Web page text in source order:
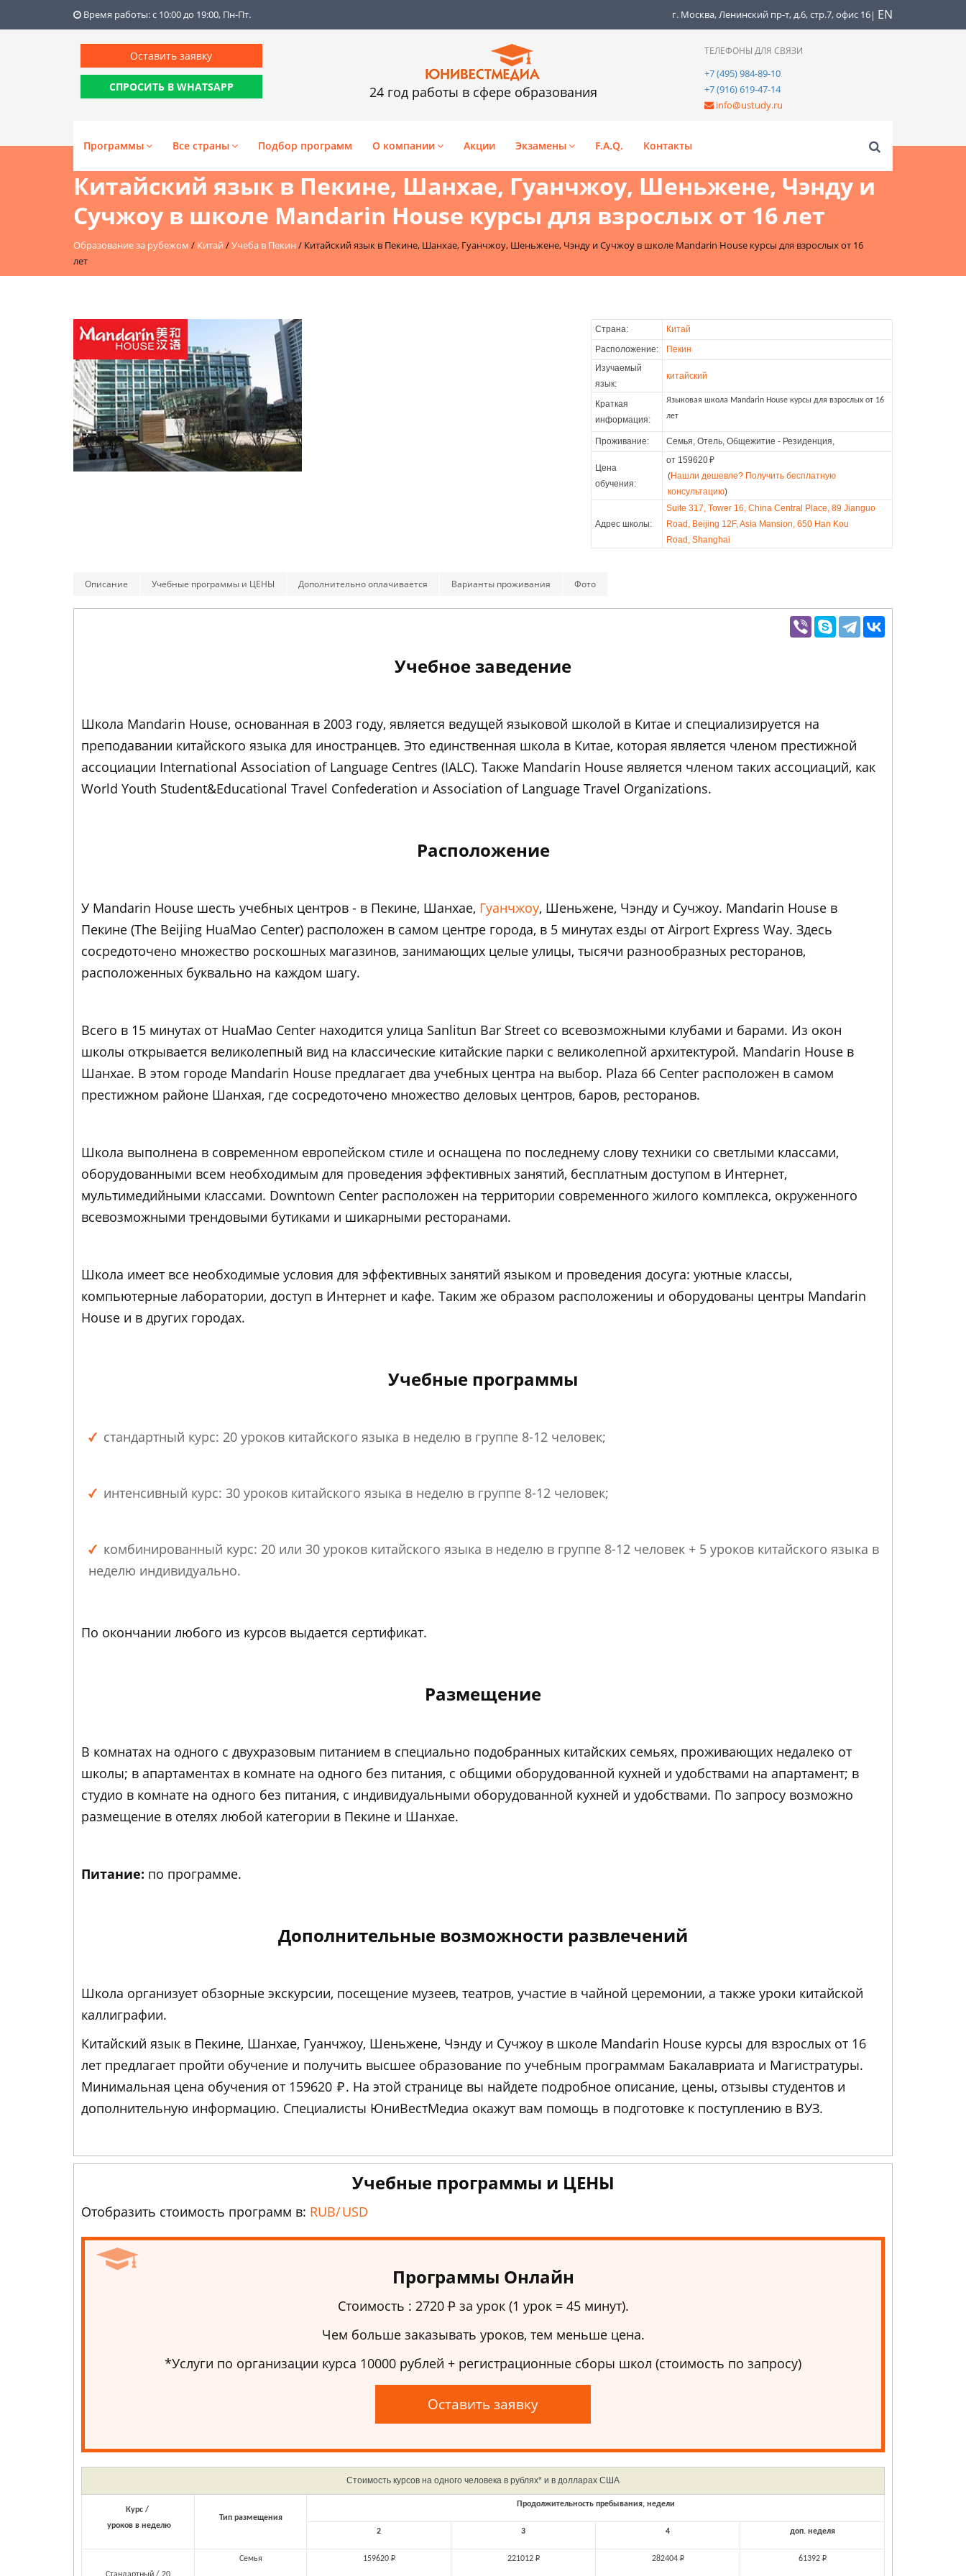
Время работы: с 10:00 до 19:00, Пн-Пт. г. Москва, Ленинский пр-т, д.6, стр.7, офис 16| EN
Оставить заявку
СПРОСИТЬ В WHATSAPP 24 год работы в сфере образования
ТЕЛЕФОНЫ ДЛЯ СВЯЗИ
+7 (495) 984-89-10
+7 (916) 619-47-14
info@ustudy.ru
Программы Все страны Подбор программ О компании Акции Экзамены F.A.Q. Контакты
Китайский язык в Пекине, Шанхае, Гуанчжоу, Шеньжене, Чэнду и
Сучжоу в школе Mandarin House курсы для взрослых от 16 лет
Образование за рубежом / Китай /Учеба в Пекин / Китайский язык в Пекине, Шанхае, Гуанчжоу, Шеньжене, Чэнду и Сучжоу в школе Mandarin House курсы для взрослых от 16
лет
Страна:
Китай
Расположение:
Пекин
Изучаемый
язык:
китайский
Краткая
информация:
Языковая школа Mandarin House курсы для взрослых от 16
лет
Проживание: Семья, Отель, Общежитие - Резиденция,
Цена
обучения:
от 159620₽
(Нашли дешевле? Получить бесплатную
консультацию)
Адрес школы:
Suite 317, Tower 16, China Central Place, 89 Jianguo
Road, Beijing 12F, Asia Mansion, 650 Han Kou
Road, Shanghai
Описание Учебные программы и ЦЕНЫ Дополнительно оплачивается Варианты проживания Фото
Учебное заведение
Школа Mandarin House, основанная в 2003 году, является ведущей языковой школой в Китае и специализируется на
преподавании китайского языка для иностранцев. Это единственная школа в Китае, которая является членом престижной
ассоциации International Association of Language Centres (IALC). Также Mandarin House является членом таких ассоциаций, как
World Youth Student&Educational Travel Confederation и Association of Language Travel Organizations.
Расположение
У Mandarin House шесть учебных центров - в Пекине, Шанхае, Гуанчжоу, Шеньжене, Чэнду и Сучжоу. Mandarin House в
Пекине (The Beijing HuaMao Center) расположен в самом центре города, в 5 минутах езды от Airport Express Way. Здесь
сосредоточено множество роскошных магазинов, занимающих целые улицы, тысячи разнообразных ресторанов,
расположенных буквально на каждом шагу.
Всего в 15 минутах от HuaMao Center находится улица Sanlitun Bar Street со всевозможными клубами и барами. Из окон
школы открывается великолепный вид на классические китайские парки с великолепной архитектурой. Mandarin House в
Шанхае. В этом городе Mandarin House предлагает два учебных центра на выбор. Plaza 66 Center расположен в самом
престижном районе Шанхая, где сосредоточено множество деловых центров, баров, ресторанов.
Школа выполнена в современном европейском стиле и оснащена по последнему слову техники со светлыми классами,
оборудованными всем необходимым для проведения эффективных занятий, бесплатным доступом в Интернет,
мультимедийными классами. Downtown Center расположен на территории современного жилого комплекса, окруженного
всевозможными трендовыми бутиками и шикарными ресторанами.
Школа имеет все необходимые условия для эффективных занятий языком и проведения досуга: уютные классы,
компьютерные лаборатории, доступ в Интернет и кафе. Таким же образом расположениы и оборудованы центры Mandarin
House и в других городах.
Учебные программы
стандартный курс: 20 уроков китайского языка в неделю в группе 8-12 человек;
интенсивный курс: 30 уроков китайского языка в неделю в группе 8-12 человек;
комбинированный курс: 20 или 30 уроков китайского языка в неделю в группе 8-12 человек + 5 уроков китайского языка в
неделю индивидуально.
По окончании любого из курсов выдается сертификат.
Размещение
В комнатах на одного с двухразовым питанием в специально подобранных китайских семьях, проживающих недалеко от
школы; в апартаментах в комнате на одного без питания, с общими оборудованной кухней и удобствами на апартамент; в
студио в комнате на одного без питания, с индивидуальными оборудованной кухней и удобствами. По запросу возможно
размещение в отелях любой категории в Пекине и Шанхае.
Питание: по программе.
Дополнительные возможности развлечений
Школа организует обзорные экскурсии, посещение музеев, театров, участие в чайной церемонии, а также уроки китайской
каллиграфии.
Китайский язык в Пекине, Шанхае, Гуанчжоу, Шеньжене, Чэнду и Сучжоу в школе Mandarin House курсы для взрослых от 16
лет предлагает пройти обучение и получить высшее образование по учебным программам Бакалавриата и Магистратуры.
Минимальная цена обучения от 159620 ₽. На этой странице вы найдете подробное описание, цены, отзывы студентов и
дополнительную информацию. Специалисты ЮниВестМедиа окажут вам помощь в подготовке к поступлению в ВУЗ.
Учебные программы и ЦЕНЫ
Отобразить стоимость программ в: RUB/USD
Программы Онлайн
Стоимость : 2720 Р за урок (1 урок = 45 минут).
Чем больше заказывать уроков, тем меньше цена.
*Услуги по организации курса 10000 рублей + регистрационные сборы школ (стоимость по запросу)
Оставить заявку
Стоимость курсов на одного человека в рублях* и в долларах США
Курс /
уроков в неделю
Тип размещения
Продолжительность пребывания, недели
2 3 4 доп. неделя
Семья 159620 Р 221012 Р 282404 Р 61392 Р